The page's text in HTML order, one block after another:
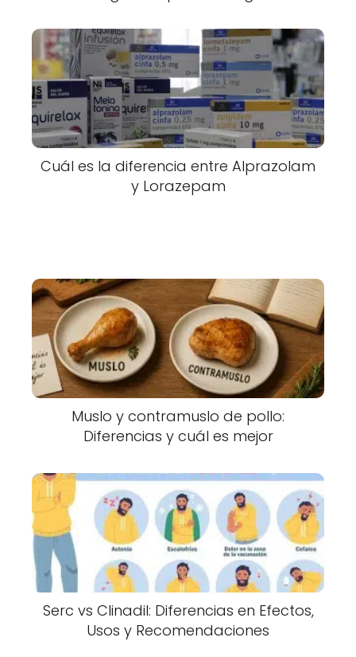
Cuál es la diferencia entre Alprazolam
y Lorazepam
Muslo y contramuslo de pollo:
Diferencias y cuál es mejor
Serc vs Clinadil: Diferencias en Efectos,
Usos y Recomendaciones